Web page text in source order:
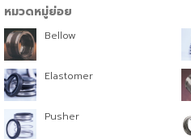
หมวดหมู่ย่อย
Bellow
Elastomer
Pusher